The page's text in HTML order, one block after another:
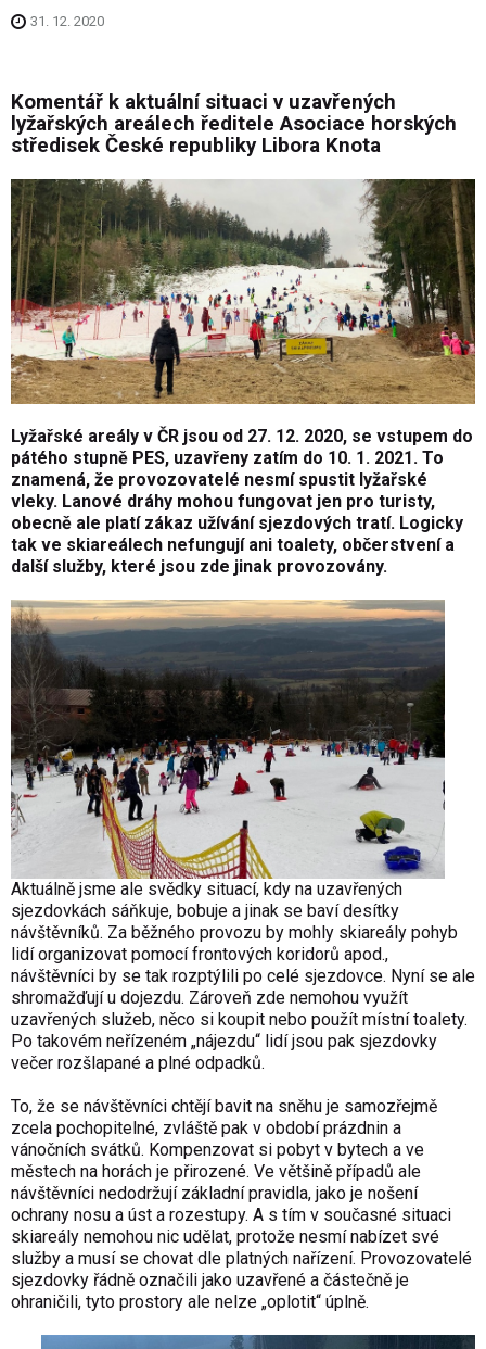
31. 12. 2020
Komentář k aktuální situaci v uzavřených
lyžařských areálech ředitele Asociace horských
středisek České republiky Libora Knota
Lyžařské areály v ČR jsou od 27. 12. 2020, se vstupem do
pátého stupně PES, uzavřeny zatím do 10. 1. 2021. To
znamená, že provozovatelé nesmí spustit lyžařské
vleky. Lanové dráhy mohou fungovat jen pro turisty,
obecně ale platí zákaz užívání sjezdových tratí. Logicky
tak ve skiareálech nefungují ani toalety, občerstvení a
další služby, které jsou zde jinak provozovány.
Aktuálně jsme ale svědky situací, kdy na uzavřených
sjezdovkách sáňkuje, bobuje a jinak se baví desítky
návštěvníků. Za běžného provozu by mohly skiareály pohyb
lidí organizovat pomocí frontových koridorů apod.,
návštěvníci by se tak rozptýlili po celé sjezdovce. Nyní se ale
shromažďují u dojezdu. Zároveň zde nemohou využít
uzavřených služeb, něco si koupit nebo použít místní toalety.
Po takovém neřízeném „nájezdu“ lidí jsou pak sjezdovky
večer rozšlapané a plné odpadků.
To, že se návštěvníci chtějí bavit na sněhu je samozřejmě
zcela pochopitelné, zvláště pak v období prázdnin a
vánočních svátků. Kompenzovat si pobyt v bytech a ve
městech na horách je přirozené. Ve většině případů ale
návštěvníci nedodržují základní pravidla, jako je nošení
ochrany nosu a úst a rozestupy. A s tím v současné situaci
skiareály nemohou nic udělat, protože nesmí nabízet své
služby a musí se chovat dle platných nařízení. Provozovatelé
sjezdovky řádně označili jako uzavřené a částečně je
ohraničili, tyto prostory ale nelze „oplotit“ úplně.